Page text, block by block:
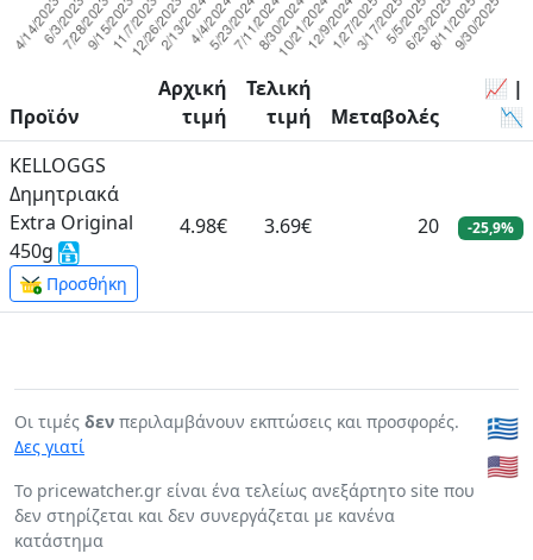
Προϊόν
Αρχική
τιμή
Τελική
τιμή
Μεταβολές
📈 |
📉
KELLOGGS
Δημητριακά
Extra Original
450g
Προσθήκη
4.98€ 3.69€ 20 -25,9%
Οι τιμές δεν περιλαμβάνουν εκπτώσεις και προσφορές.
Δες γιατί
To pricewatcher.gr είναι ένα τελείως ανεξάρτητο site που
δεν στηρίζεται και δεν συνεργάζεται με κανένα
κατάστημα
🇬🇷
🇺🇸